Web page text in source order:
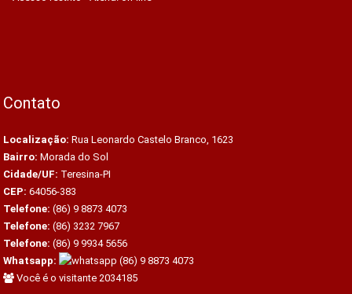
Contato
Localização: Rua Leonardo Castelo Branco, 1623
Bairro: Morada do Sol
Cidade/UF: Teresina-PI
CEP: 64056-383
Telefone: (86) 9 8873 4073
Telefone: (86) 3232 7967
Telefone: (86) 9 9934 5656
Whatsapp:
(86) 9 8873 4073
Você é o visitante 2034185